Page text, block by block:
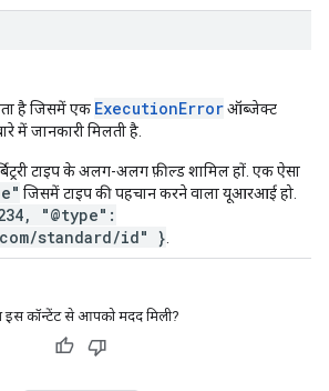
है जिसमें एक ExecutionErrorऑब्जेक्ट
में जानकारी मिलती है.
टाइप के अलग-अलग फ़ील्ड शामिल हों. एक ऐसा
जिसमें टाइप की पहचान करने वाला यूआरआई हो.
"@type":
standard/id" }
इस कॉन्टेंट से आपको मदद मिली?